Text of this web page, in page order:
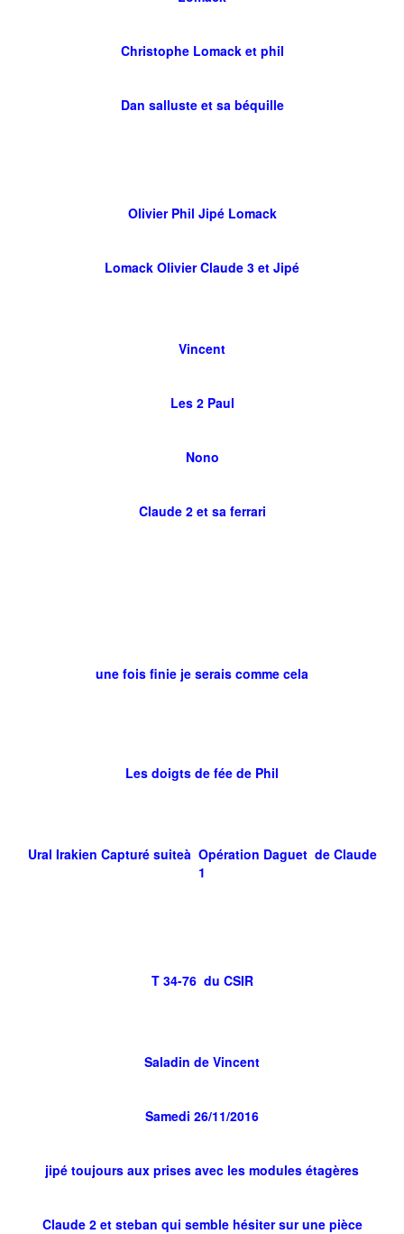
Christophe Lomack et phil
Dan salluste et sa béquille
Olivier Phil Jipé Lomack
Lomack Olivier Claude 3 et Jipé
Vincent
Les 2 Paul
Nono
Claude 2 et sa ferrari
une fois finie je serais comme cela
Les doigts de fée de Phil
Ural Irakien Capturé suiteà Opération Daguet de Claude
1
T 34-76 du CSIR
Saladin de Vincent
Samedi 26/11/2016
jipé toujours aux prises avec les modules étagères
Claude 2 et steban qui semble hésiter sur une pièce